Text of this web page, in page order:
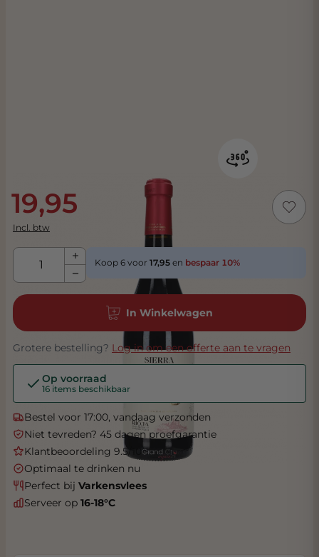
19,95
Incl. btw
Aantal
Koop 6 voor 17,95 en bespaar 10%
In Winkelwagen
Grotere bestelling? Log in om een offerte aan te vragen
Op voorraad
16 items beschikbaar
Bestel voor 17:00, vandaag verzonden
Niet tevreden? 45 dagen proefgarantie
Klantbeoordeling 9.5/10
Optimaal te drinken nu
Perfect bij Varkensvlees
Serveer op 16-18°C